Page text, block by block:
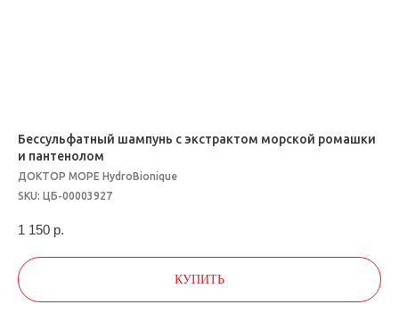
Бессульфатный шампунь с экстрактом морской ромашки
и пантенолом
ДОКТОР МОРЕ HydroBionique
SKU: ЦБ-00003927
1 150 р.
КУПИТЬ